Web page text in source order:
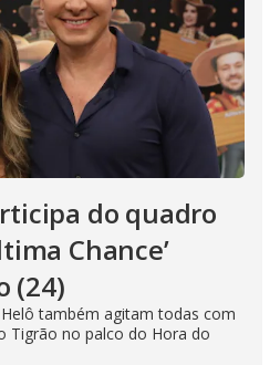
do quadro
Chance’
(24)
também agitam todas com
Tigrão no palco do Hora do